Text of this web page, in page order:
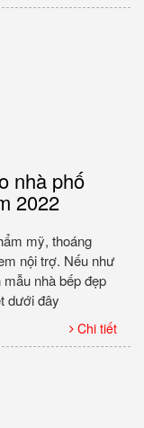
nhà phố
2022
mỹ, thoáng
nội trợ. Nếu như
nhà bếp đẹp
dưới đây
Chi tiết